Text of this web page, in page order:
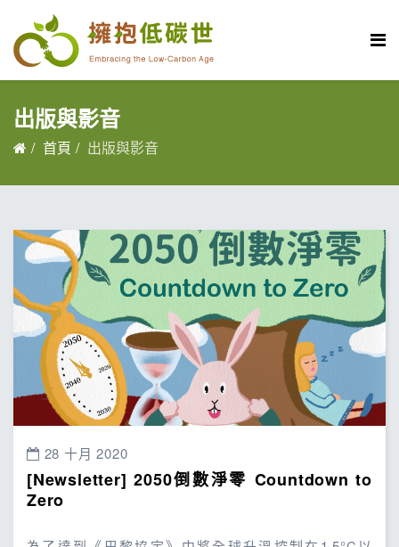
出版與影音
首頁 出版與影音
28 十月 2020
[Newsletter] 2050倒數淨零 Countdown to
Zero